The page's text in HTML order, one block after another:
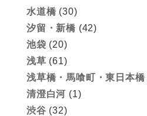
水道橋 (30)
汐留・新橋 (42)
池袋 (20)
浅草 (61)
浅草橋・馬喰町・東日本橋
清澄白河 (1)
渋谷 (32)